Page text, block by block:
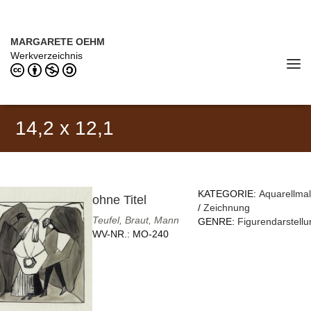
MARGARETE OEHM
Werkverzeichnis
14,2 x 12,1
ohne Titel
Teufel, Braut, Mann
WV-NR.: MO-240
KATEGORIE:
/Zeichnung
GENRE: